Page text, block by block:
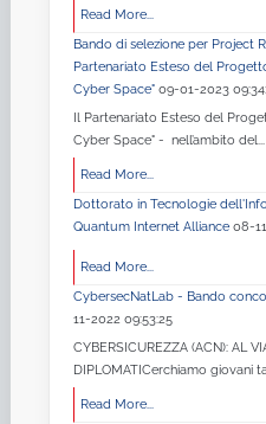
Read More...
Bando di selezione per Project
Partenariato Esteso del
Cyber Space" 09-01-2023
Il Partenariato Esteso del
Cyber Space" - nell’ambito del...
Read More...
Dottorato in Tecnologie
Quantum Internet Alliance 08-
Read More...
CybersecNatLab - Bando
11-2022 09:53:25
CYBERSICUREZZA (ACN): AL
DIPLOMATICerchiamo giovani
Read More...